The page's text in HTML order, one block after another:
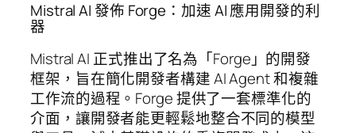
Mistral AI 發佈 Forge：加速 AI 應用開發的利
器
Mistral AI 正式推出了名為「Forge」的開發
框架，旨在簡化開發者構建 AI Agent 和複雜
工作流的過程。Forge 提供了一套標準化的
介面，讓開發者能更輕鬆地整合不同的模型